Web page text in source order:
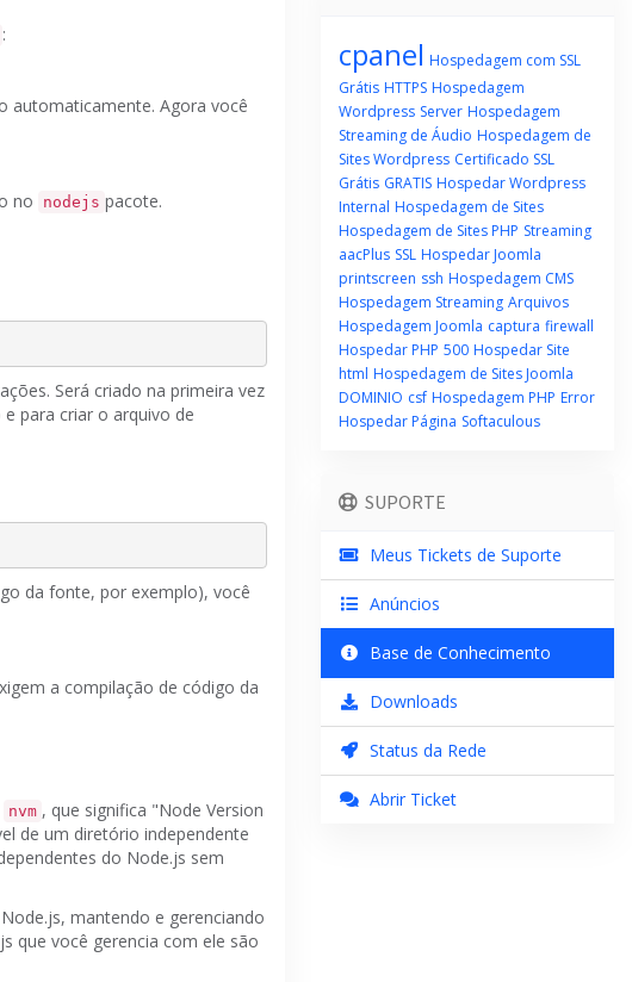
:
automaticamente. Agora você
no nodejs pacote.
Será criado na primeira vez
para criar o arquivo de
da fonte, por exemplo), você
a compilação de código da
nvm , que significa "Node Version
de um diretório independente
do Node.js sem
mantendo e gerenciando
que você gerencia com ele são
cpanel Hospedagem com SSL
Grátis HTTPS Hospedagem
Wordpress Server Hospedagem
Streaming de Áudio Hospedagem de
Sites Wordpress Certificado SSL
Grátis GRATIS Hospedar Wordpress
Internal Hospedagem de Sites
Hospedagem de Sites PHP Streaming
aacPlus SSL Hospedar Joomla
printscreen ssh Hospedagem CMS
Hospedagem Streaming Arquivos
Hospedagem Joomla captura firewall
Hospedar PHP 500 Hospedar Site
html Hospedagem de Sites Joomla
DOMINIO csf Hospedagem PHP Error
Hospedar Página Softaculous
SUPORTE
Meus Tickets de Suporte
Anúncios
Base de Conhecimento
Downloads
Status da Rede
Abrir Ticket